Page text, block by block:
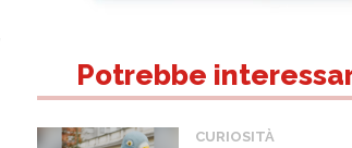
Potrebbe
CURIOSITÀ